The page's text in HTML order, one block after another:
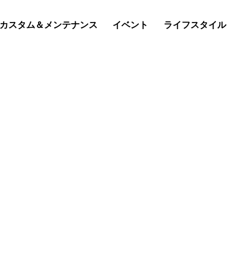
カスタム＆メンテナンス イベント ライフスタイル